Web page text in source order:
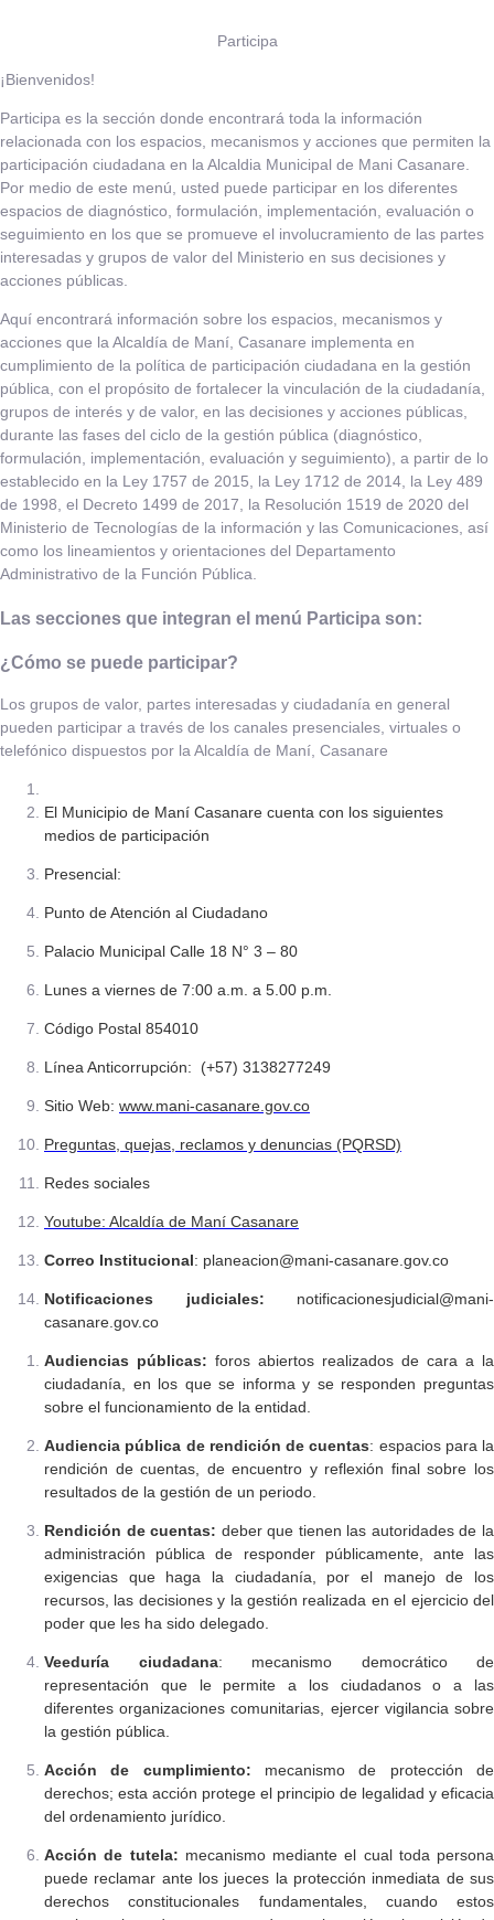
Participa
¡Bienvenidos!
Participa es la sección donde encontrará toda la información
relacionada con los espacios, mecanismos y acciones que permiten la
participación ciudadana en la Alcaldia Municipal de Mani Casanare.
Por medio de este menú, usted puede participar en los diferentes
espacios de diagnóstico, formulación, implementación, evaluación o
seguimiento en los que se promueve el involucramiento de las partes
interesadas y grupos de valor del Ministerio en sus decisiones y
acciones públicas.
Aquí encontrará información sobre los espacios, mecanismos y
acciones que la Alcaldía de Maní, Casanare implementa en
cumplimiento de la política de participación ciudadana en la gestión
pública, con el propósito de fo​rtalecer la vinculación de la ciudadanía,
grupos de interés y de valor, en las decisione​​s y acciones públicas,
durante las fases del ciclo de la gestión pública (diagnóstico,
formulación, implementación, evaluación y seguimiento), a partir de lo
establecido en la Ley 1757 de 2015, la Ley 1712 de 2014, la Ley 489
de 1998, el Decreto 1499 de 2017, la Resolución 1519 de 2020 del
Ministerio de Tecnologías de la información y las Comunicaciones, así
como los lineamientos y orientaciones del Departamento
Administrativo de la Función Pública.​
Las secciones que integran el menú Participa son:
¿Cómo se puede participar?
Los grupos de valor, partes interesadas y ciudadanía en general
pueden participar a través de los canales presenciales, virtuales o
telefónico dispuestos por la Alcaldía de Maní, Casanare
El Municipio de Maní Casanare cuenta con los siguientes
medios de participación
Presencial:
Punto de Atención al Ciudadano
Palacio Municipal Calle 18 N° 3 – 80
Lunes a viernes de 7:00 a.m. a 5.00 p.m.
Código Postal 854010
Línea Anticorrupción: (+57) 3138277249
Sitio Web: www.mani-casanare.gov.co
Preguntas, quejas, reclamos y denuncias (PQRSD)
Redes sociales
Youtube: Alcaldía de Maní Casanare
Correo Institucional: planeacion@mani-casanare.gov.co
Notificaciones judiciales: notificacionesjudicial@mani-
casanare.gov.co
Audiencias públicas: foros abiertos realizados de cara a la
ciudadanía, en los que se informa y se responden preguntas
sobre el funcionamiento de la entidad.
Audiencia pública de rendición de cuentas: espacios para la
rendición de cuentas, de encuentro y reflexión final sobre los
resultados de la gestión de un periodo.
Rendición de cuentas: deber que tienen las autoridades de la
administración pública de responder públicamente, ante las
exigencias que haga la ciudadanía, por el manejo de los
recursos, las decisiones y la gestión realizada en el ejercicio del
poder que les ha sido delegado.
Veeduría ciudadana: mecanismo democrático de
representación que le permite a los ciudadanos o a las
diferentes organizaciones comunitarias, ejercer vigilancia sobre
la gestión pública.
Acción de cumplimiento: mecanismo de protección de
derechos; esta acción protege el principio de legalidad y eficacia
del ordenamiento jurídico.
Acción de tutela: mecanismo mediante el cual toda persona
puede reclamar ante los jueces la protección inmediata de sus
derechos constitucionales fundamentales, cuando estos